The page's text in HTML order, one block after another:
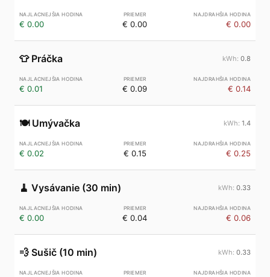
€ 0.00 € 0.00 € 0.00
👕 Práčka 0.8
€ 0.01 € 0.09 € 0.14
🍽️ Umývačka 1.4
€ 0.02 € 0.15 € 0.25
🧹 Vysávanie (30 min) 0.33
€ 0.00 € 0.04 € 0.06
💨 Sušič (10 min) 0.33